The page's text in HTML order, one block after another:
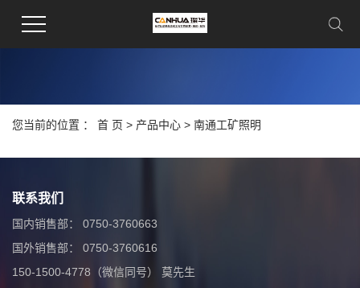
您当前的位置 ： 首 页 > 产品中心 > 南通工矿照明
联系我们
国内销售部： 0750-3760663
国外销售部： 0750-3760616
150-1500-4778（微信同号） 莫先生